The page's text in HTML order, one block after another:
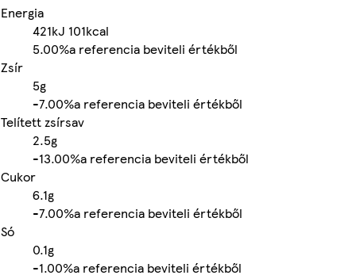
Energia
421kJ 101kcal
5.00%a referencia beviteli értékből
Zsír
5g
-7.00%a referencia beviteli értékből
Telített zsírsav
2.5g
-13.00%a referencia beviteli értékből
Cukor
6.1g
-7.00%a referencia beviteli értékből
Só
0.1g
-1.00%a referencia beviteli értékből